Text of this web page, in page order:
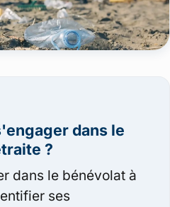
dans le
?
dans le bénévolat à
ses